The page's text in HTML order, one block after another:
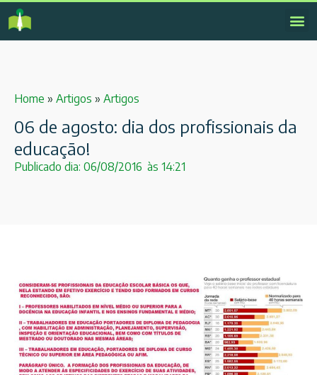
Home » Artigos » Artigos
06 de agosto: dia dos profissionais da
educação!
Publicado dia: 06/08/2016 às 14:21